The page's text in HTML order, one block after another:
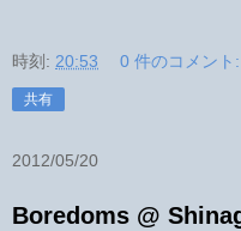
時刻: 20:53 0 件のコメント:
共有
2012/05/20
Boredoms @